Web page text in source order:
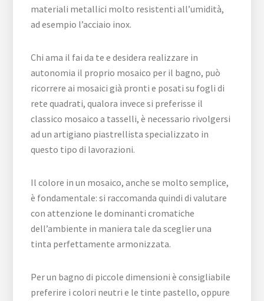
materiali metallici molto resistenti all’umidità,
ad esempio l’acciaio inox.
Chi ama il fai da te e desidera realizzare in
autonomia il proprio mosaico per il bagno, può
ricorrere ai mosaici già pronti e posati su fogli di
rete quadrati, qualora invece si preferisse il
classico mosaico a tasselli, è necessario rivolgersi
ad un artigiano piastrellista specializzato in
questo tipo di lavorazioni.
Il colore in un mosaico, anche se molto semplice,
è fondamentale: si raccomanda quindi di valutare
con attenzione le dominanti cromatiche
dell’ambiente in maniera tale da sceglier una
tinta perfettamente armonizzata.
Per un bagno di piccole dimensioni è consigliabile
preferire i colori neutri e le tinte pastello, oppure